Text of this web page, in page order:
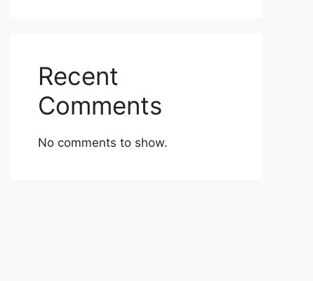
Recent
Comments
No comments to show.